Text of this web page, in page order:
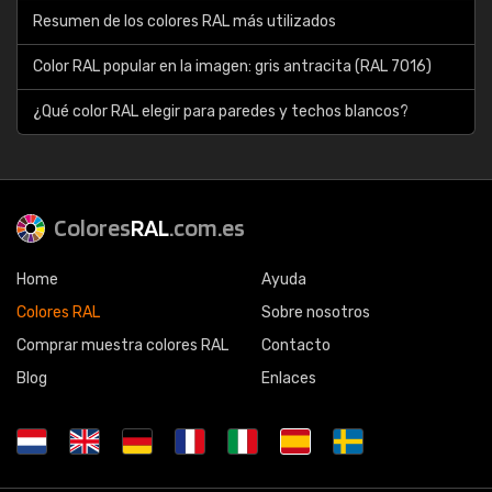
Resumen de los colores RAL más utilizados
Color RAL popular en la imagen: gris antracita (RAL 7016)
¿Qué color RAL elegir para paredes y techos blancos?
ColoresRAL.com.es
Home
Colores RAL
Comprar muestra colores RAL
Blog
Ayuda
Sobre nosotros
Contacto
Enlaces